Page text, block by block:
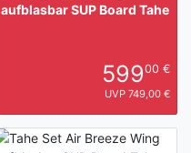
aufblasbar SUP Board Tahe
59900 €
UVP 749,00 €